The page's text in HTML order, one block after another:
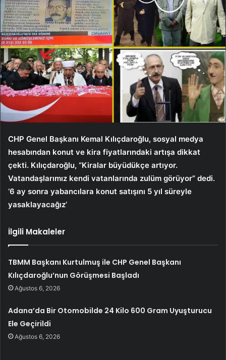
CHP Genel Başkanı Kemal Kılıçdaroğlu, sosyal medya
hesabından konut ve kira fiyatlarındaki artışa dikkat
çekti. Kılıçdaroğlu, “Kiralar büyüdükçe artıyor.
Vatandaşlarımız kendi vatanlarında zulüm görüyor” dedi.
‘6 ay sonra yabancılara konut satışını 5 yıl süreyle
yasaklayacağız’
İlgili Makaleler
TBMM Başkanı Kurtulmuş ile CHP Genel Başkanı
Kılıçdaroğlu’nun Görüşmesi Başladı
Ağustos 6, 2026
Adana’da Bir Otomobilde 24 Kilo 600 Gram Uyuşturucu
Ele Geçirildi
Ağustos 6, 2026